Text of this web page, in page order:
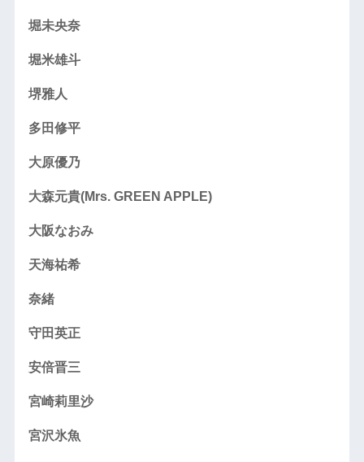
堀未央奈
堀米雄斗
堺雅人
多田修平
大原優乃
大森元貴(Mrs. GREEN APPLE)
大阪なおみ
天海祐希
奈緒
守田英正
安倍晋三
宮崎莉里沙
宮沢氷魚